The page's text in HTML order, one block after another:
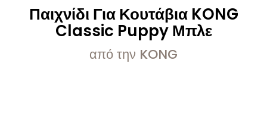
Παιχνίδι Για Κουτάβια KONG
Classic Puppy Μπλε
από την KONG